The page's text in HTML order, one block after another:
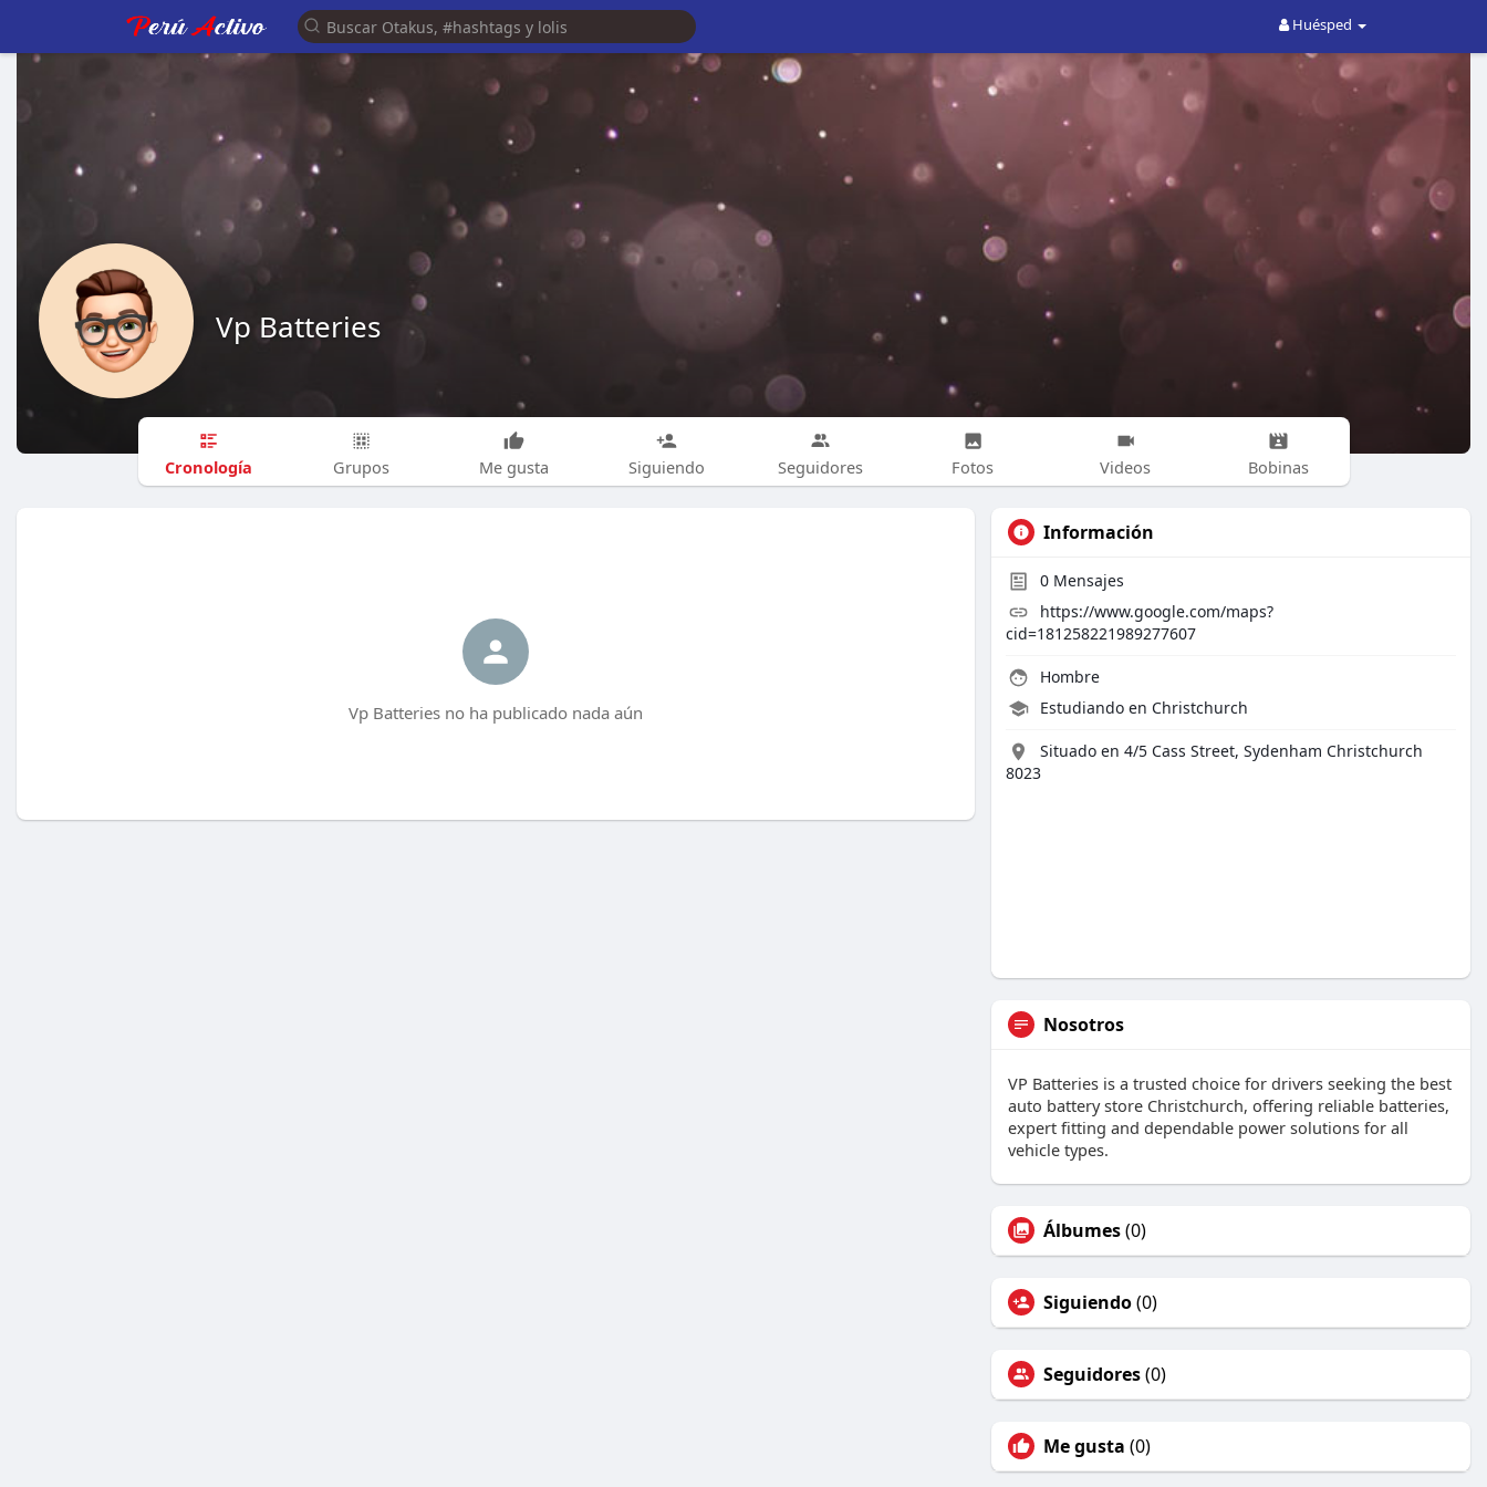
Huésped
Vp Batteries
Cronología Grupos Me gusta Siguiendo Seguidores Fotos Videos Bobinas
Vp Batteries no ha publicado nada aún
Información
0 Mensajes
https://www.google.com/maps?
cid=181258221989277607
Hombre
Estudiando en Christchurch
Situado en 4/5 Cass Street, Sydenham Christchurch
8023
Nosotros
VP Batteries is a trusted choice for drivers seeking the best
auto battery store Christchurch, offering reliable batteries,
expert fitting and dependable power solutions for all
vehicle types.
Álbumes(0)
Siguiendo(0)
Seguidores(0)
Me gusta (0)